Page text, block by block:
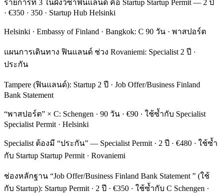
รายการที่ 3 ในผังวีซ่าฟินแลนด์ คือ Startup Startup Permit — 2 ปี
· €350 · 350 · Startup Hub Helsinki
Helsinki · Embassy of Finland · Bangkok: C 90 วัน · พาสปอร์ต
แผนการเดินทาง ฟินแลนด์ ช่วง Rovaniemi: Specialist 2 ปี ·
ประกัน
Tampere (ฟินแลนด์): Startup 2 ปี · Job Offer/Business Finland
Bank Statement
“พาสปอร์ต” × C: Schengen · 90 วัน · €90 · ใช้ซ้ำกับ Specialist
Specialist Permit · Helsinki
Specialist ต้องมี “ประกัน” — Specialist Permit · 2 ปี · €480 · ใช้ซ้ำ
กับ Startup Startup Permit · Rovaniemi
ช่องหลักฐาน “Job Offer/Business Finland Bank Statement ” (ใช้
กับ Startup): Startup Permit · 2 ปี · €350 · ใช้ซ้ำกับ C Schengen ·